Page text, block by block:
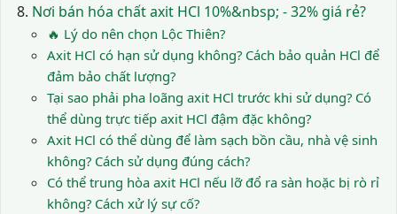
Nơi bán hóa chất axit HCl 10%&nbsp; - 32% giá rẻ?
🔥 Lý do nên chọn Lộc Thiên?
Axit HCl có hạn sử dụng không? Cách bảo quản HCl để
đảm bảo chất lượng?
Tại sao phải pha loãng axit HCl trước khi sử dụng? Có
thể dùng trực tiếp axit HCl đậm đặc không?
Axit HCl có thể dùng để làm sạch bồn cầu, nhà vệ sinh
không? Cách sử dụng đúng cách?
Có thể trung hòa axit HCl nếu lỡ đổ ra sàn hoặc bị rò rỉ
không? Cách xử lý sự cố?